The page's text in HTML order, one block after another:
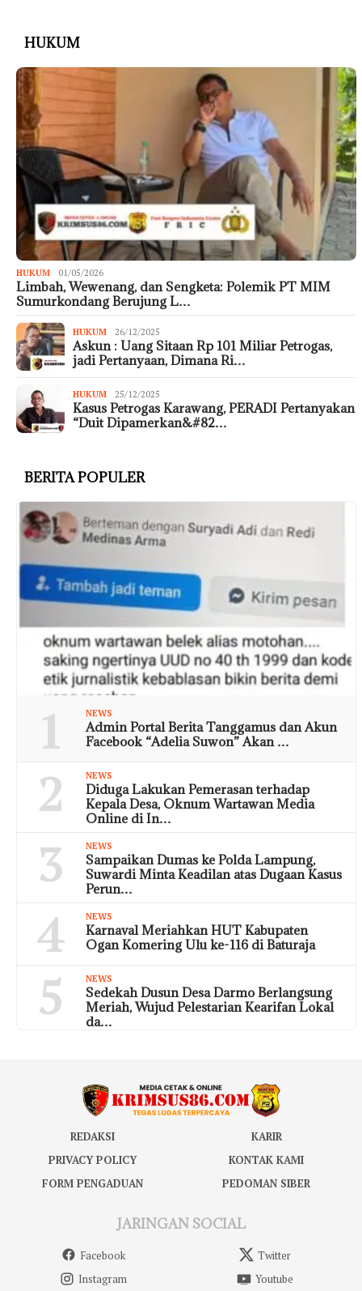
HUKUM
HUKUM 01/05/2026
Limbah, Wewenang, dan Sengketa: Polemik PT MIM
Sumurkondang Berujung L…
HUKUM 26/12/2025
Askun : Uang Sitaan Rp 101 Miliar Petrogas,
jadi Pertanyaan, Dimana Ri…
HUKUM 25/12/2025
Kasus Petrogas Karawang, PERADI Pertanyakan
“Duit Dipamerkan&#82…
BERITA POPULER
1 NEWS
Admin Portal Berita Tanggamus dan Akun
Facebook “Adelia Suwon” Akan …
2 NEWS
Diduga Lakukan Pemerasan terhadap
Kepala Desa, Oknum Wartawan Media
Online di In…
3 NEWS
Sampaikan Dumas ke Polda Lampung,
Suwardi Minta Keadilan atas Dugaan Kasus
Perun…
4 NEWS
Karnaval Meriahkan HUT Kabupaten
Ogan Komering Ulu ke-116 di Baturaja
5 NEWS
Sedekah Dusun Desa Darmo Berlangsung
Meriah, Wujud Pelestarian Kearifan Lokal
da…
REDAKSI
KARIR
PRIVACY POLICY
KONTAK KAMI
FORM PENGADUAN
PEDOMAN SIBER
JARINGAN SOCIAL
Facebook
Twitter
Instagram
Youtube